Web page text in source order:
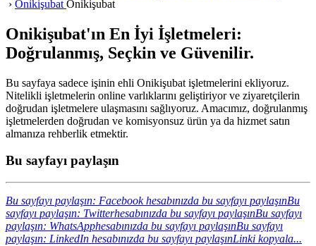
› Onikişubat Onikişubat
Onikişubat'ın En İyi İşletmeleri:
Doğrulanmış, Seçkin ve Güvenilir.
Bu sayfaya sadece işinin ehli Onikişubat işletmelerini ekliyoruz.
Nitelikli işletmelerin online varlıklarını geliştiriyor ve ziyaretçilerin
doğrudan işletmelere ulaşmasını sağlıyoruz. Amacımız, doğrulanmış
işletmelerden doğrudan ve komisyonsuz ürün ya da hizmet satın
almanıza rehberlik etmektir.
Bu sayfayı paylaşın
Bu sayfayı paylaşın: Facebook hesabınızda bu sayfayı paylaşınBu
sayfayı paylaşın: Twitterhesabınızda bu sayfayı paylaşınBu sayfayı
paylaşın: WhatsApphesabınızda bu sayfayı paylaşınBu sayfayı
paylaşın: LinkedIn hesabınızda bu sayfayı paylaşınLinki kopyala...